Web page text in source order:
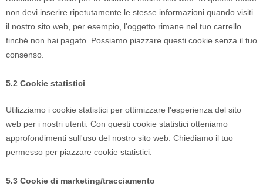
non devi inserire ripetutamente le stesse informazioni quando visiti
il nostro sito web, per esempio, l'oggetto rimane nel tuo carrello
finché non hai pagato. Possiamo piazzare questi cookie senza il tuo
consenso.
5.2 Cookie statistici
Utilizziamo i cookie statistici per ottimizzare l'esperienza del sito
web per i nostri utenti. Con questi cookie statistici otteniamo
approfondimenti sull'uso del nostro sito web. Chiediamo il tuo
permesso per piazzare cookie statistici.
5.3 Cookie di marketing/tracciamento